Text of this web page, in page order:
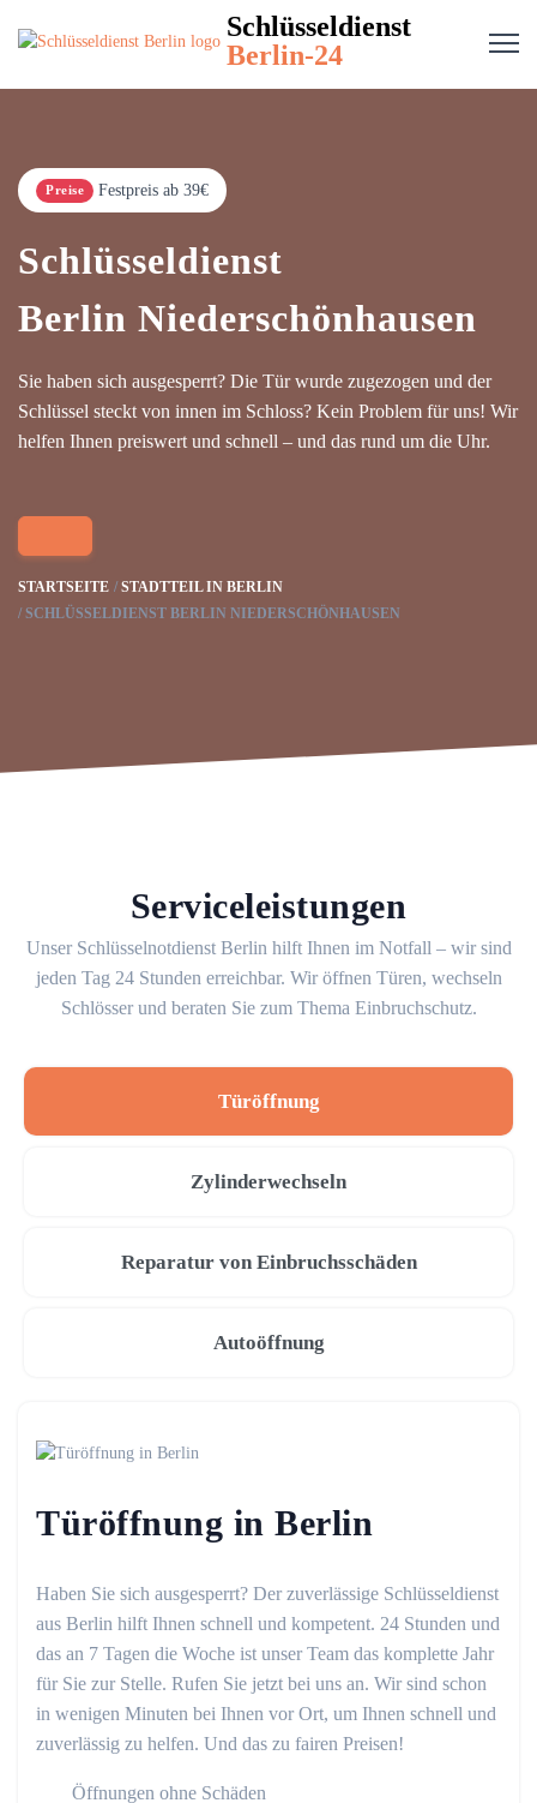
Schlüsseldienst
Berlin-24
Preise Festpreis ab 39€
Schlüsseldienst
Berlin Niederschönhausen
Sie haben sich ausgesperrt? Die Tür wurde zugezogen und der
Schlüssel steckt von innen im Schloss? Kein Problem für uns! Wir
helfen Ihnen preiswert und schnell – und das rund um die Uhr.
STARTSEITE
STADTTEIL IN BERLIN
SCHLÜSSELDIENST BERLIN NIEDERSCHÖNHAUSEN
Serviceleistungen
Unser Schlüsselnotdienst Berlin hilft Ihnen im Notfall – wir sind
jeden Tag 24 Stunden erreichbar. Wir öffnen Türen, wechseln
Schlösser und beraten Sie zum Thema Einbruchschutz.
Türöffnung
Zylinderwechseln
Reparatur von Einbruchsschäden
Autoöffnung
Türöffnung in Berlin
Haben Sie sich ausgesperrt? Der zuverlässige Schlüsseldienst
aus Berlin hilft Ihnen schnell und kompetent. 24 Stunden und
das an 7 Tagen die Woche ist unser Team das komplette Jahr
für Sie zur Stelle. Rufen Sie jetzt bei uns an. Wir sind schon
in wenigen Minuten bei Ihnen vor Ort, um Ihnen schnell und
zuverlässig zu helfen. Und das zu fairen Preisen!
Öffnungen ohne Schäden